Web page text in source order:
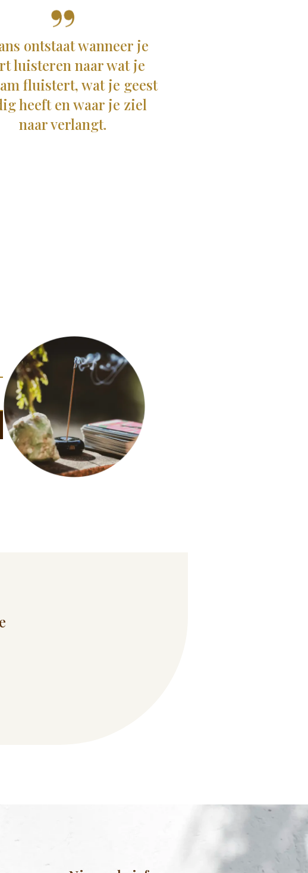
ontstaat wanneer je
luisteren naar wat je
fluistert, wat je geest
heeft en waar je ziel
naar verlangt.